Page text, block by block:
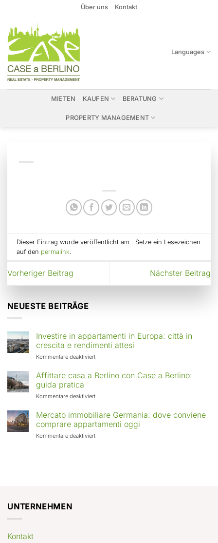
springen
Über uns Kontakt
Languages
MIETEN KAUFEN BERATUNG
PROPERTY MANAGEMENT
Dieser Eintrag wurde veröffentlicht am . Setze ein Lesezeichen
auf den permalink.
Vorheriger Beitrag Nächster Beitrag
NEUESTE BEITRÄGE
Investire in appartamenti in Europa: città in
crescita e rendimenti attesi
Kommentare deaktiviertfür
in
Europa:
in
crescita
rendimenti
Affittare casa a Berlino con Case a Berlino:
guida pratica
Kommentare deaktiviertfür
casa
a
Berlino
con
Mercato immobiliare Germania: dove conviene
comprare appartamenti oggi
Kommentare deaktiviertfür
UNTERNEHMEN
Kontakt